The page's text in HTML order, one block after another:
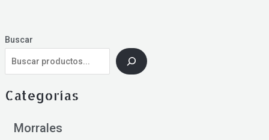
Buscar
Categorías
Morrales